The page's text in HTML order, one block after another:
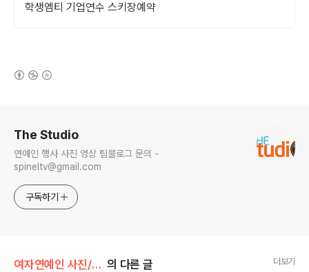
학생엠티 기업연수 스키장예약
The Studio
연예인 행사 사진 영상 팀블로그 문의 -
spineltv@gmail.com
구독하기
여자연예인 사진/걸스데이 의 다른 글 더보기